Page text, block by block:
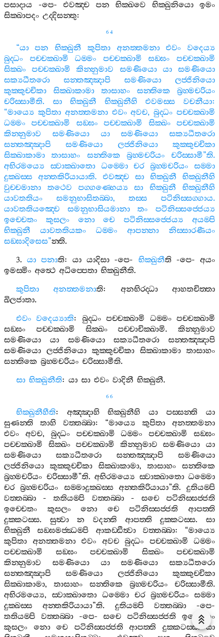
පසාදාය -පෙ- එවඤ‍්ච පන භික‍්ඛවෙ භික‍්ඛුනියො
ඉමං
සික‍්ඛාපදං උද‍්දිසන‍්තු:
64
“යා පන භික‍්ඛුනී කුපිතා අනත‍්තමනා එවං
වදෙය්‍ය
බුද‍්ධං
පච‍්චක‍්ඛාමි ධම‍්මං පච‍්චක‍්ඛාමි සඞ‍්ඝං
පච‍්චක‍්ඛාමි
සික‍්ඛං
පච‍්චක‍්ඛාමි කින‍්නුමාව සමණියො යා
සමණියො
සක්‍යධීතරො
සන‍්තඤ‍්ඤාපි සමණියො
ලජ‍්ජිනියො
කුක‍්කුච‍්චිකා
සික‍්ඛාකාමා තාසාහං සන‍්තිකෙ
බ්‍රහ‍්මචරියං
චරිස‍්සාමීති. සා භික‍්ඛුනී භික‍්ඛුනීහි එවමස‍්ස වචනීයා:
“මාය්‍යෙ කුපිතා අනත‍්තමනා එවං අවච,බුද‍්ධං පච‍්චක‍්ඛාමි
ධම‍්මං
පච‍්චක‍්ඛාමි සඞ‍්ඝං පච‍්චක‍්ඛාමි සික‍්ඛං
පච‍්චක‍්ඛාමි
කින‍්නුමාව
සමණියො යා සමණියො
සක්‍යධීතරො
සන‍්තඤ‍්ඤාපි
සමණියො ලජ‍්ජිනියො
කුක‍්කුච‍්චිකා
සික‍්ඛාකාමා
තාසාහං සන‍්තිකෙ බ්‍රහ‍්මචරියං චරිස‍්සාමී”ති.
අභිරමය්‍යෙ
ස‍්වාක‍්ඛාතො ධම‍්මො චර බ්‍රහ‍්මචරියං
සම‍්මා
දුක‍්ඛස‍්ස
අන‍්තකිරියායාති. එවඤ‍්ච සා භික‍්ඛුනී
භික‍්ඛුනීහි
වුච‍්චමානා
තථෙව පග‍්ගණ‍්හෙය්‍ය සා භික‍්ඛුනී
භික‍්ඛුනීහි
යාවතතියං
සමනුභාසිතබ‍්බා, තස‍්ස පටිනිස‍්සග‍්ගාය.
යාවතතියඤ‍්චෙ
සමනුභාසියමානා තං
පටිනිස‍්සජ‍්ජෙය්‍ය
ඉච‍්චෙතං
කුසලං නො චෙ පටිනිස‍්සජ‍්ජෙය්‍ය
අයම‍්පි
භික‍්ඛුනී
යාවතතියකං ධම‍්මං ආපන‍්නා
නිස‍්සාරණීයං
සඞ‍්ඝාදිසෙස”න‍්ති.
3. යා පනාති:යා යාදිසා -පෙ- භික‍්ඛුනීති -පෙ- අයං
ඉමස‍්මිං අත්‍ථෙ අධිප‍්පෙතා භික‍්ඛුනීති.
කුපිතා
අනත‍්තමනාති: අනභිරද‍්ධා
ආහතචිත‍්තා
ඛිලජාතා.
එවං වදෙය්‍යාති: බුද‍්ධං පච‍්චක‍්ඛාමි ධම‍්මං පච‍්චක‍්ඛාමි
සඞ‍්ඝං
පච‍්චක‍්ඛාමි සික‍්ඛං පච‍්චාචික‍්ඛාමි. කින‍්නුමාව
සමණියො
යා සමණියො සක්‍යධීතරො
සන‍්තඤ‍්ඤාපි
සමණියො ලජ‍්ජිනියො කුක‍්කුච‍්චිකා සික‍්ඛාකාමා තාසාහං
සන‍්තිකෙ බ්‍රහ‍්මචරියං චරිස‍්සාමීති.
සා භික‍්ඛුනීති: යා සා එවං වාදිනී භික‍්ඛුනී.
66
භික‍්ඛුනීහීති: අඤ‍්ඤාහි භික‍්ඛුනීහි යා පස‍්සන‍්ති
යා
සුණන‍්ති
තාහි වත‍්තබ‍්බා: “මාය්‍යෙ කුපිතා
අනත‍්තමනා
එවං
අවච, බුද‍්ධං පච‍්චක‍්ඛාමි ධම‍්මං පච‍්චක‍්ඛාමි
සඞ‍්ඝං
පච‍්චක‍්ඛාමි
සික‍්ඛං පච‍්චක‍්ඛාමි කින‍්නුමාව සමණියො
යා
සමණියො
සක්‍යධීතරො සන‍්තඤ‍්ඤාපි
සමණියො
ලජ‍්ජිනියො
කුක‍්කුච‍්චිකා සික‍්ඛාකාමා, තාසාහං
සන‍්තිකෙ
බ්‍රහ‍්මචරියං චරිස‍්සාමී”ති. අභිරමය්‍යෙ ස‍්වාක‍්ඛාතො ධම‍්මො
චර බ්‍රහ‍්මචරියං සම‍්මාදුක‍්ඛස‍්ස අන‍්තකිරියායා”ති. දුතියම‍්පි
වත‍්තබ‍්බා -තතියම‍්පි වත‍්තබ‍්බා- සචෙ
පටිනිස‍්සජ‍්ජති
ඉච‍්චෙතං
කුසලං නො චෙ පටිනිස‍්සජ‍්ජති
ආපත‍්ති
දුක‍්කටස‍්ස. සුත්‍වා න වදන‍්ති ආපත‍්ති දුක‍්කටස‍්ස.සා
භික‍්ඛුනී
සඞ‍්ඝමජ‍්ඣම‍්පි ආකඩ‍්ඪිත්‍වා වත‍්තබ‍්බා: “මාය්‍යෙ
කුපිතා
අනත‍්තමනා එවං අවච බුද‍්ධං පච‍්චක‍්ඛාමි
ධම‍්මං
පච‍්චක‍්ඛාමි
සඞ‍්ඝං පච‍්චක‍්ඛාමි සික‍්ඛං
පච‍්චක‍්ඛාමි
කින‍්නුමාව
සමණියො යා සමණියො
සක්‍යධීතරො
සන‍්තඤ‍්ඤාපි
සමණියො ලජ‍්ජිනියො
කුක‍්කුච‍්චිකා
සික‍්ඛාකාමා, තාසාහං සන‍්තිකෙ බ්‍රහ‍්මචරියං චරිස‍්සාමීති.
අභිරමය්‍යෙ, ස‍්වාක‍්ඛාතො ධම‍්මො චර බ්‍රහ‍්මචරියං සම‍්මා
දුක‍්ඛස‍්ස
අන‍්තකිරියායා”ති. දුතියම‍්පි වත‍්තබ‍්බා -පෙ-
තතියම‍්පි
වත‍්තබ‍්බා-පෙ-සචෙ පටිනිස‍්සජ‍්ජති
ඉච‍්චෙතං
කුසලං
නො චෙ පටිනිස‍්සජ‍්ජති ආපත‍්ති දුක‍්කටස‍්ස.සා